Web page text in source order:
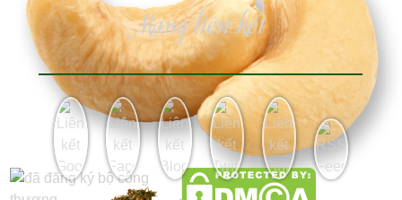
Mạng liên kết